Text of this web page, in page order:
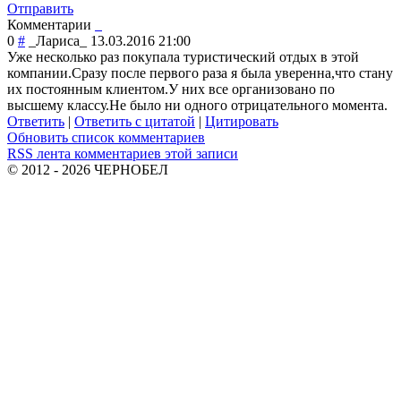
Отправить
Комментарии
0 # _Лариса_
13.03.2016 21:00
Уже несколько раз покупала туристический отдых в этой
компании.Сразу после первого раза я была уверенна,что стану
их постоянным клиентом.У них все организовано по
высшему классу.Не было ни одного отрицательного момента.
Ответить | Ответить с цитатой | Цитировать
Обновить список комментариев
RSS лента комментариев этой записи
© 2012 - 2026 ЧЕРНОБЕЛ